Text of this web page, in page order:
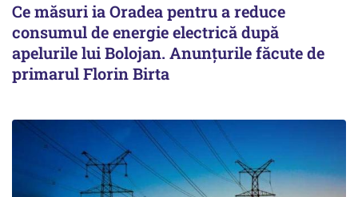
Ce măsuri ia Oradea pentru a reduce
consumul de energie electrică după
apelurile lui Bolojan. Anunțurile făcute de
primarul Florin Birta